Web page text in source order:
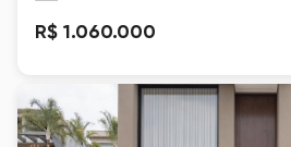
R$ 1.060.000